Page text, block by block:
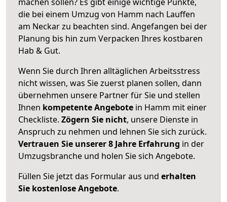
die bei einem Umzug von Hamm nach Lauffen
am Neckar zu beachten sind. Angefangen bei der
Planung bis hin zum Verpacken Ihres kostbaren
Hab & Gut.
Wenn Sie durch Ihren alltäglichen Arbeitsstress
nicht wissen, was Sie zuerst planen sollen, dann
übernehmen unsere Partner für Sie und stellen
Ihnen kompetente Angebote in Hamm mit einer
Checkliste. Zögern Sie nicht, unsere Dienste in
Anspruch zu nehmen und lehnen Sie sich zurück.
Vertrauen Sie unserer 8 Jahre Erfahrung in der
Umzugsbranche und holen Sie sich Angebote.
Füllen Sie jetzt das Formular aus und erhalten
Sie kostenlose Angebote.